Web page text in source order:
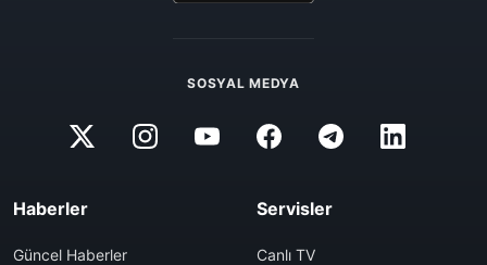
SOSYAL MEDYA
Haberler
Güncel Haberler
Servisler
Canlı TV